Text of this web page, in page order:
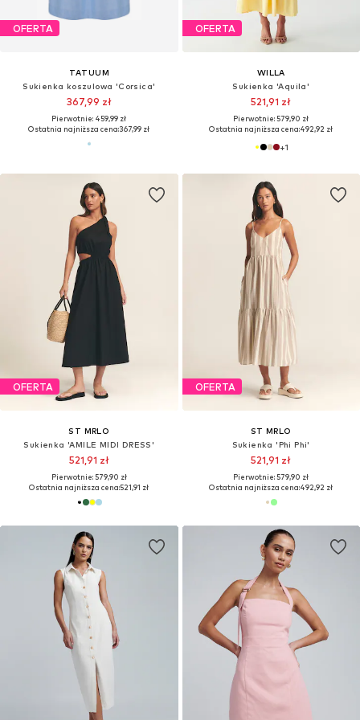
OFERTA
TATUUM
Sukienka koszulowa 'Corsica'
367,99 zł
Pierwotnie: 459,99 zł
Ostatnia najniższa cena:367,99 zł
OFERTA
WILLA
Sukienka 'Aquila'
521,91 zł
Pierwotnie: 579,90 zł
Ostatnia najniższa cena:492,92 zł
+1
OFERTA
ST MRLO
Sukienka 'AMILE MIDI DRESS'
521,91 zł
Pierwotnie: 579,90 zł
Ostatnia najniższa cena:521,91 zł
OFERTA
ST MRLO
Sukienka 'Phi Phi'
521,91 zł
Pierwotnie: 579,90 zł
Ostatnia najniższa cena:492,92 zł